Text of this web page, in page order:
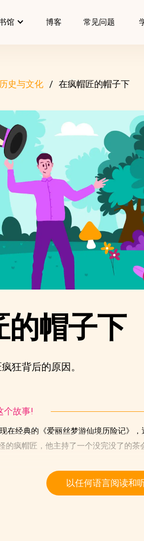
馆 博客 常见问题
历史与文化 在疯帽匠的帽子下
的帽子下
狂背后的原因。
个故事!
在经典的《爱丽丝梦游仙境历险记》
的疯帽匠，他主持了一个没完没了的茶
以任何语言阅读和